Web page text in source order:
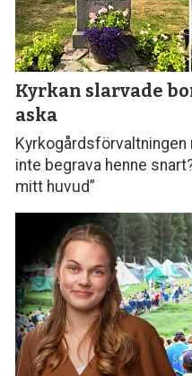
Kyrkan slarvade
aska
Kyrkogårdsförvaltningen
inte begrava henne
mitt huvud”